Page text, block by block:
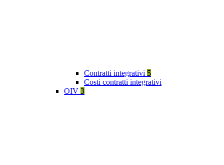
Contratti integrativi 5
Costi contratti integrativi
OIV 3